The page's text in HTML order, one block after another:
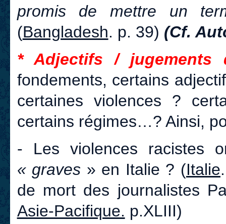
promis de mettre un
(Bangladesh. p. 39) (Cf.
* Adjectifs / jugements
fondements, certains
certaines violences ?
certains régimes…? Ainsi,
- Les violences racistes
« graves » en Italie ? (Italie
de mort des journalistes
Asie-Pacifique. p.XLIII)